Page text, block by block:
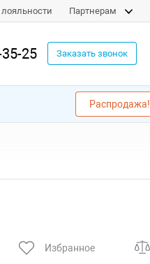
Партнерам
25 Заказать звонок
Распродажа!
Избранное